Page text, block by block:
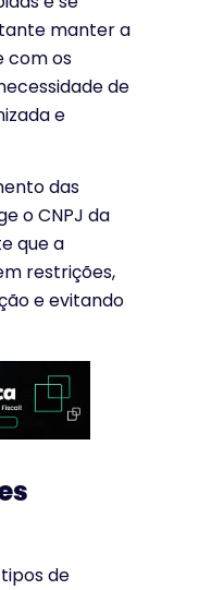
manter a
com os
de
e
das
o CNPJ da
que a
restrições,
e evitando
de